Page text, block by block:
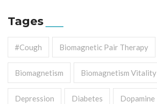
Tages
#cough Biomagnetic Pair Therapy
Biomagnetism Biomagnetism Vitality
Depression Diabetes Dopamine